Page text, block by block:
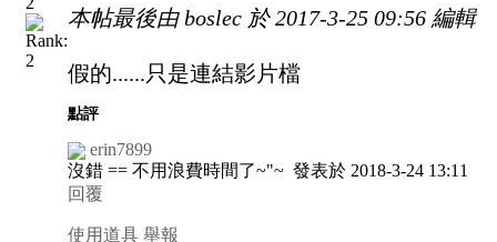
本帖最後由 boslec 於 2017-3-25 09:56 編輯
假的......只是連結影片檔
點評
erin7899
沒錯 == 不用浪費時間了~"~ 發表於 2018-3-24 13:11
回覆
使用道具 舉報